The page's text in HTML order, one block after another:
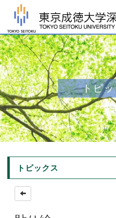
トピ
トピックス